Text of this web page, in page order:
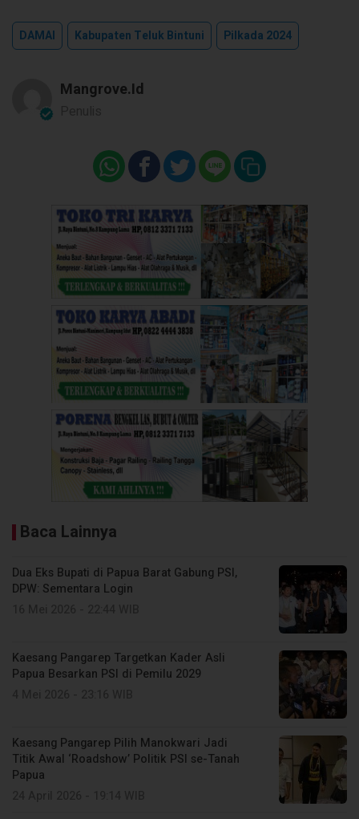
DAMAI Kabupaten Teluk Bintuni Pilkada 2024
Mangrove.id
Baca Lainnya
Dua Eks Bupati di Papua Barat Gabung PSI,
DPW: Sementara Login
Kaesang Pangarep Targetkan Kader Asli
Papua Besarkan PSI di Pemilu 2029
Kaesang Pangarep Pilih Manokwari Jadi
Titik Awal ‘Roadshow’ Politik PSI se-Tanah
Papua